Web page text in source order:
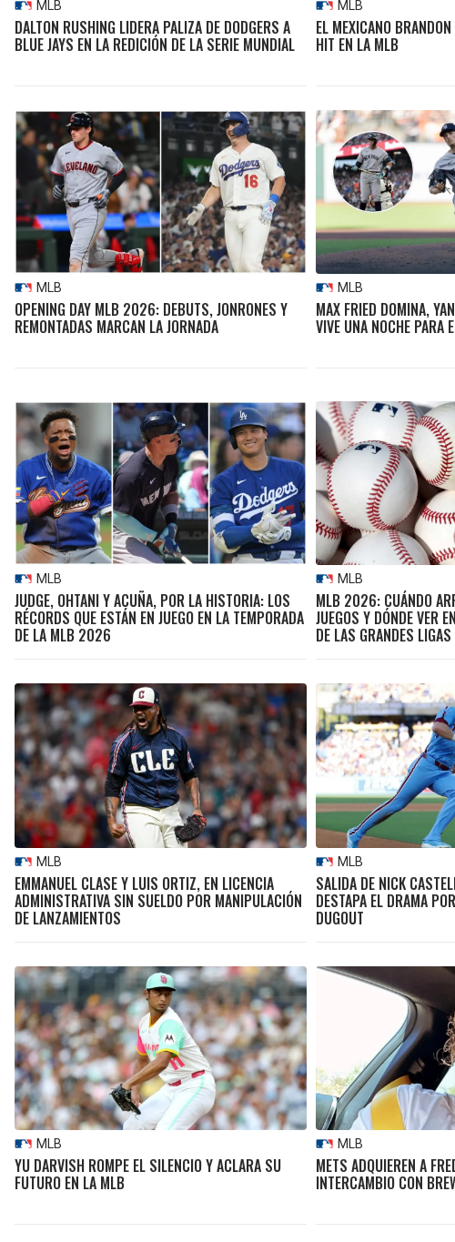
MLB
DALTON RUSHING LIDERA PALIZA DE DODGERS A
BLUE JAYS EN LA REDICIÓN DE LA SERIE MUNDIAL
MLB
EL MEXICANO
HIT EN LA MLB
MLB
OPENING DAY MLB 2026: DEBUTS, JONRONES Y
REMONTADAS MARCAN LA JORNADA
MLB
MAX FRIED DOMINA,
VIVE UNA NOCHE PARA
MLB
JUDGE, OHTANI Y ACUÑA, POR LA HISTORIA: LOS
RÉCORDS QUE ESTÁN EN JUEGO EN LA TEMPORADA
DE LA MLB 2026
MLB
MLB 2026: CUÁNDO
JUEGOS Y DÓNDE VER
DE LAS GRANDES LIGAS
MLB
EMMANUEL CLASE Y LUIS ORTIZ, EN LICENCIA
ADMINISTRATIVA SIN SUELDO POR MANIPULACIÓN
DE LANZAMIENTOS
MLB
SALIDA DE NICK
DESTAPA EL DRAMA
DUGOUT
MLB
YU DARVISH ROMPE EL SILENCIO Y ACLARA SU
FUTURO EN LA MLB
MLB
METS ADQUIEREN A
INTERCAMBIO CON